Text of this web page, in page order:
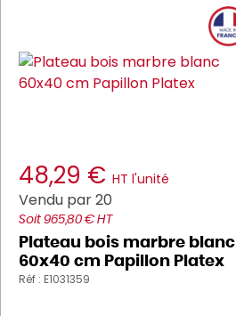
48,29 € HT l'unité
Vendu par 20
Soit 965,80 € HT
Plateau bois marbre blanc
60x40 cm Papillon Platex
Réf : E1031359